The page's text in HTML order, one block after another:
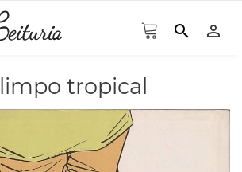
search person_outline
tropical